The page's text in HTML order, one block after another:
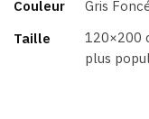
Couleur
Gris
Taille
120×200
plus